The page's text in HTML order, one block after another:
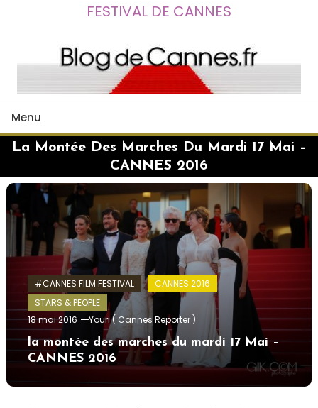
FESTIVAL DE CANNES
Menu
La Montée Des Marches Du Mardi 17 Mai –
CANNES 2016
#CANNES FILM FESTIVAL
CANNES 2016
STARS & PEOPLE
18 mai 2016
Youri ( Cannes Reporter )
la montée des marches du mardi 17 Mai –
CANNES 2016